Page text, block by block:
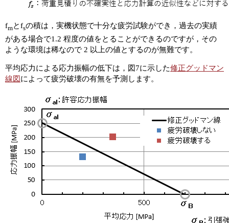
fmとfsの積は，実機状態で十分な疲労試験ができ，過去の実績
がある場合で1.2 程度の値をとることができるのですが，その
ような環境は稀なので 2 以上の値とするのが無難です。
平均応力による応力振幅の低下は，図7に示した修正グッドマン
線図 によって疲労破壊の有無を予測します。